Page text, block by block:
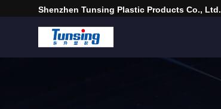
Shenzhen Tunsing Plastic Products Co., Ltd.